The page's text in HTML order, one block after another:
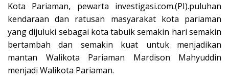
Kota Pariaman, pewarta investigasi.com.(PI).puluhan
kendaraan dan ratusan masyarakat kota pariaman
yang dijuluki sebagai kota tabuik semakin hari semakin
bertambah dan semakin kuat untuk menjadikan
mantan Walikota Pariaman Mardison Mahyuddin
menjadi Walikota Pariaman.